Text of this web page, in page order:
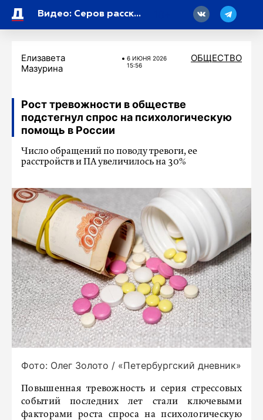
Видео: Серов рассказал о мерах по ликвидации последствий применения Украиной БПЛА
Елизавета
Мазурина
6 ИЮНЯ 2026
15:56
ОБЩЕСТВО
Рост тревожности в обществе
подстегнул спрос на психологическую
помощь в России
Число обращений по поводу тревоги, ее
расстройств и ПА увеличилось на 30%
Фото: Олег Золото / «Петербургский дневник»
Повышенная тревожность и серия стрессовых
событий последних лет стали ключевыми
факторами роста спроса на психологическую